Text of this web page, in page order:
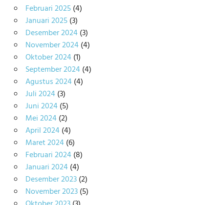
Februari 2025(4)
Januari 2025(3)
Desember 2024(3)
November 2024(4)
Oktober 2024(1)
September 2024(4)
Agustus 2024(4)
Juli 2024(3)
Juni 2024(5)
Mei 2024(2)
April 2024(4)
Maret 2024(6)
Februari 2024(8)
Januari 2024(4)
Desember 2023(2)
November 2023(5)